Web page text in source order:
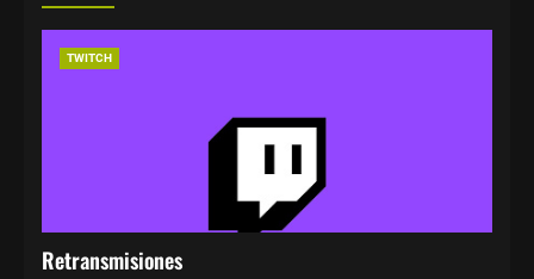
TWITCH
Retransmisiones